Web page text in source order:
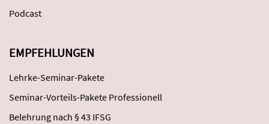
Podcast
EMPFEHLUNGEN
Lehrke-Seminar-Pakete
Seminar-Vorteils-Pakete Professionell
Belehrung nach § 43 IFSG